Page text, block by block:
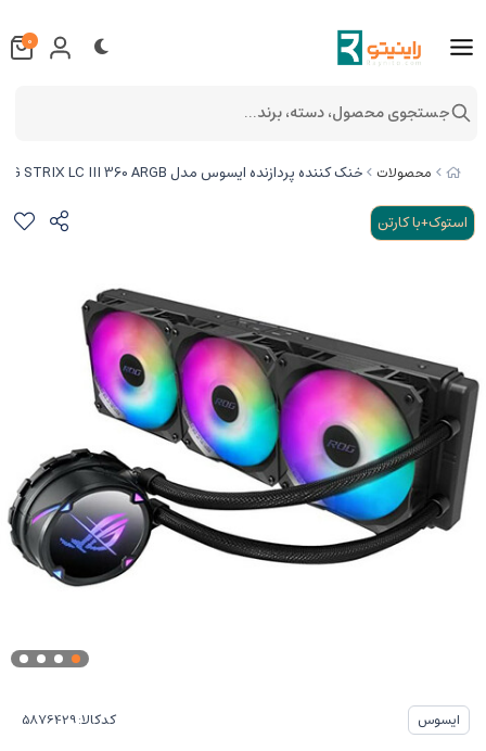
محصولات
خنک کننده پردازنده ایسوس مدل ROG STRIX LC III 360 ARGB (استوک)
استوک+با کارتن
ایسوس کدکالا:
0
جستجوی محصول، دسته، برند...